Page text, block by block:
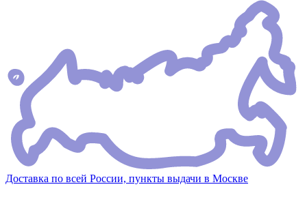
Доставка по всей России, пункты выдачи в Москве